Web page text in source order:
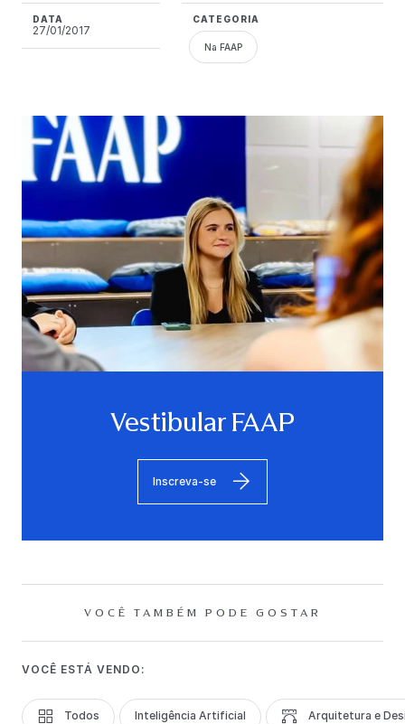
DATA
27/01/2017
CATEGORIA
Na FAAP
Vestibular FAAP
Inscreva-se
VOCÊ TAMBÉM PODE GOSTAR
VOCÊ ESTÁ VENDO:
Todos Inteligência Artificial Arquitetura e